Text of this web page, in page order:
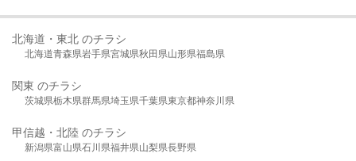
北海道・東北 のチラシ
北海道青森県岩手県宮城県秋田県山形県福島県
関東 のチラシ
茨城県栃木県群馬県埼玉県千葉県東京都神奈川県
甲信越・北陸 のチラシ
新潟県富山県石川県福井県山梨県長野県